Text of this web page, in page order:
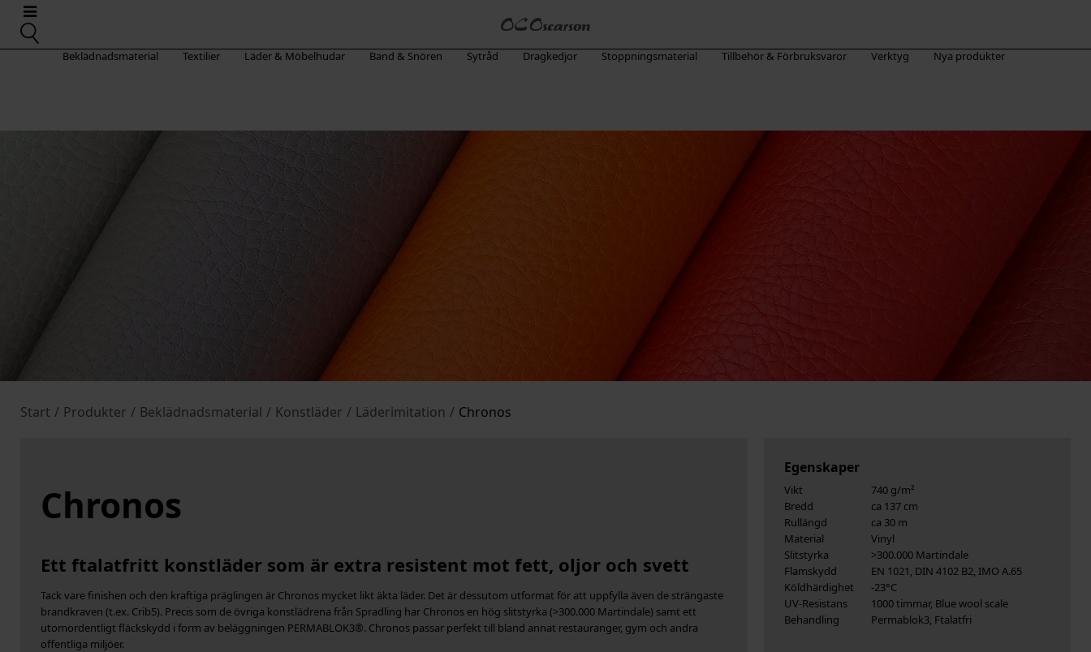
Beklädnadsmaterial Textilier Läder & Möbelhudar Band & Snören Sytråd Dragkedjor Stoppningsmaterial Tillbehör & Förbruksvaror Verktyg Nya produkter
Start / Produkter / Beklädnadsmaterial / Konstläder / Läderimitation / Chronos
Chronos
Ett ftalatfritt konstläder som är extra resistent mot fett, oljor och svett
Tack vare finishen och den kraftiga präglingen är Chronos mycket likt äkta läder. Det är dessutom utformat för att uppfylla även de strängaste
brandkraven (t.ex. Crib5). Precis som de övriga konstlädrena från Spradling har Chronos en hög slitstyrka (>300.000 Martindale) samt ett
utomordentligt fläckskydd i form av beläggningen PERMABLOK3®. Chronos passar perfekt till bland annat restauranger, gym och andra
offentliga miljöer.
Egenskaper
Vikt
740 g/m²
Bredd
ca 137 cm
Rullängd
ca 30 m
Material
Vinyl
Slitstyrka
>300.000 Martindale
Flamskydd
EN 1021, DIN 4102 B2, IMO A.65
Köldhärdighet
-23°C
UV-Resistans
1000 timmar, Blue wool scale
Behandling
Permablok3, Ftalatfri